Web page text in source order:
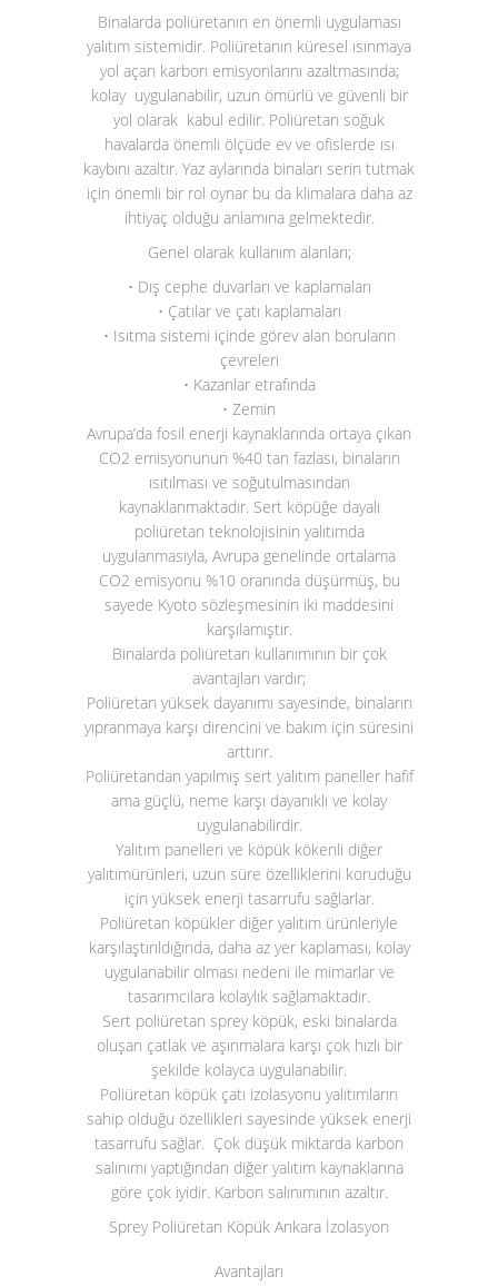
Binalarda poliüretanın en önemli uygulaması
yalıtım sistemidir. Poliüretanın küresel ısınmaya
yol açan karbon emisyonlarını azaltmasında;
kolay uygulanabilir, uzun ömürlü ve güvenli bir
yol olarak kabul edilir. Poliüretan soğuk
havalarda önemli ölçüde ev ve ofislerde ısı
kaybını azaltır. Yaz aylarında binaları serin tutmak
için önemli bir rol oynar bu da klimalara daha az
ihtiyaç olduğu anlamına gelmektedir.
Genel olarak kullanım alanları;
• Dış cephe duvarları ve kaplamaları
• Çatılar ve çatı kaplamaları
• Isıtma sistemi içinde görev alan boruların
çevreleri
• Kazanlar etrafında
• Zemin
Avrupa’da fosil enerji kaynaklarında ortaya çıkan
CO2 emisyonunun %40 tan fazlası, binaların
ısıtılması ve soğutulmasından
kaynaklanmaktadır. Sert köpüğe dayalı
poliüretan teknolojisinin yalıtımda
uygulanmasıyla, Avrupa genelinde ortalama
CO2 emisyonu %10 oranında düşürmüş, bu
sayede Kyoto sözleşmesinin iki maddesini
karşılamıştır.
Binalarda poliüretan kullanımının bir çok
avantajları vardır;
Poliüretan yüksek dayanımı sayesinde, binaların
yıpranmaya karşı direncini ve bakım için süresini
arttırır.
Poliüretandan yapılmış sert yalıtım paneller hafif
ama güçlü, neme karşı dayanıklı ve kolay
uygulanabilirdir.
Yalıtım panelleri ve köpük kökenli diğer
yalıtımürünleri, uzun süre özelliklerini koruduğu
için yüksek enerji tasarrufu sağlarlar.
Poliüretan köpükler diğer yalıtım ürünleriyle
karşılaştırıldığında, daha az yer kaplaması, kolay
uygulanabilir olması nedeni ile mimarlar ve
tasarımcılara kolaylık sağlamaktadır.
Sert poliüretan sprey köpük, eski binalarda
oluşan çatlak ve aşınmalara karşı çok hızlı bir
şekilde kolayca uygulanabilir.
Poliüretan köpük çatı izolasyonu yalıtımların
sahip olduğu özellikleri sayesinde yüksek enerji
tasarrufu sağlar. Çok düşük miktarda karbon
salınımı yaptığından diğer yalıtım kaynaklarına
göre çok iyidir. Karbon salınımının azaltır.
Sprey Poliüretan Köpük Ankara İzolasyon
Avantajları